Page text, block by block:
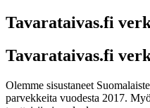
Tavarataivas.fi
Tavarataivas.fi
Olemme sisustaneet
parvekkeita vuodesta 2017.